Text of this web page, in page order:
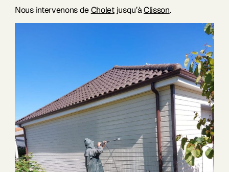
Nous intervenons deCholetjusqu’àClisson.